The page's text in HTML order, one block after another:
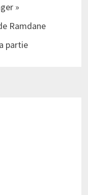
»
Ramdane
partie